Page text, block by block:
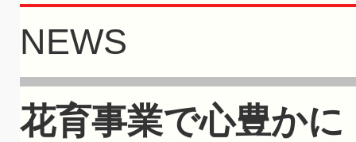
NEWS
花育事業で心豊か